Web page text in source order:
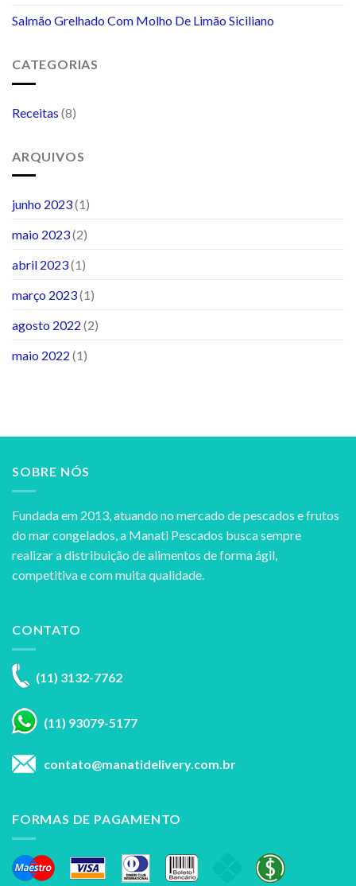
Salmão Grelhado Com Molho De Limão Siciliano
CATEGORIAS
Receitas (8)
ARQUIVOS
junho 2023(1)
maio 2023(2)
abril 2023(1)
março 2023(1)
agosto 2022 (2)
maio 2022 (1)
SOBRE NÓS
Fundada em 2013, atuando no mercado de pescados e frutos
do mar congelados, a Manati Pescados busca sempre
realizar a distribuição de alimentos de forma ágil,
competitiva e com muita qualidade.
CONTATO
(11) 3132-7762
(11) 93079-5177
contato@manatidelivery.com.br
FORMAS DE PAGAMENTO